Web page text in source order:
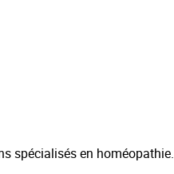
spécialisés en homéopathie.